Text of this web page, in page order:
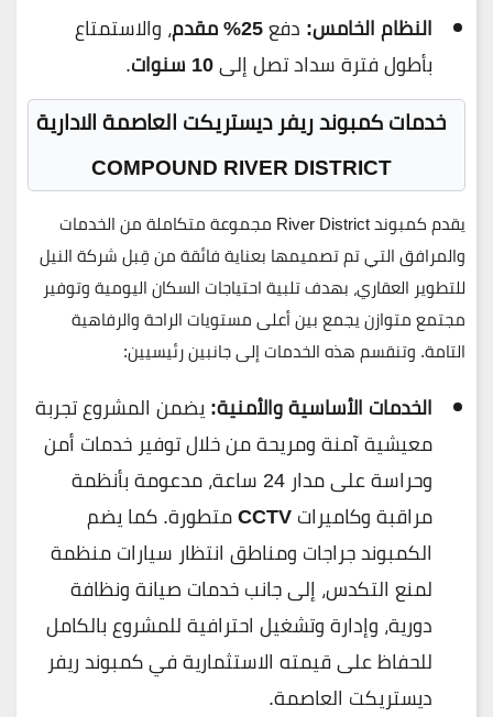
النظام الخامس: دفع25% مقدم
، والاستمتاع
بأطول فترة سداد تصل إلى10 سنوات .
خدمات كمبوند ريفر ديستريكت العاصمة الادارية
COMPOUND RIVER DISTRICT
يقدم كمبوندRiver District مجموعة متكاملة من الخدمات
والمرافق التي تم تصميمها بعناية فائقة من قِبل شركةالنيل
للتطوير العقاري، بهدف تلبية احتياجات السكان اليومية وتوفير
مجتمع متوازن يجمع بين أعلى مستويات الراحة والرفاهية
التامة. وتنقسم هذه الخدمات إلى جانبين رئيسيين:
الخدمات الأساسية والأمنية:يضمن المشروع تجربة
معيشية آمنة ومريحة من خلال توفير خدمات أمن
وحراسة على مدار 24 ساعة، مدعومة بأنظمة
مراقبة وكاميراتCCTVمتطورة. كما يضم
الكمبوند جراجات ومناطق انتظار سيارات منظمة
لمنع التكدس، إلى جانب خدمات صيانة ونظافة
دورية، وإدارة وتشغيل احترافية للمشروع بالكامل
للحفاظ على قيمته الاستثمارية في كمبوند ريفر
ديستريكت العاصمة.